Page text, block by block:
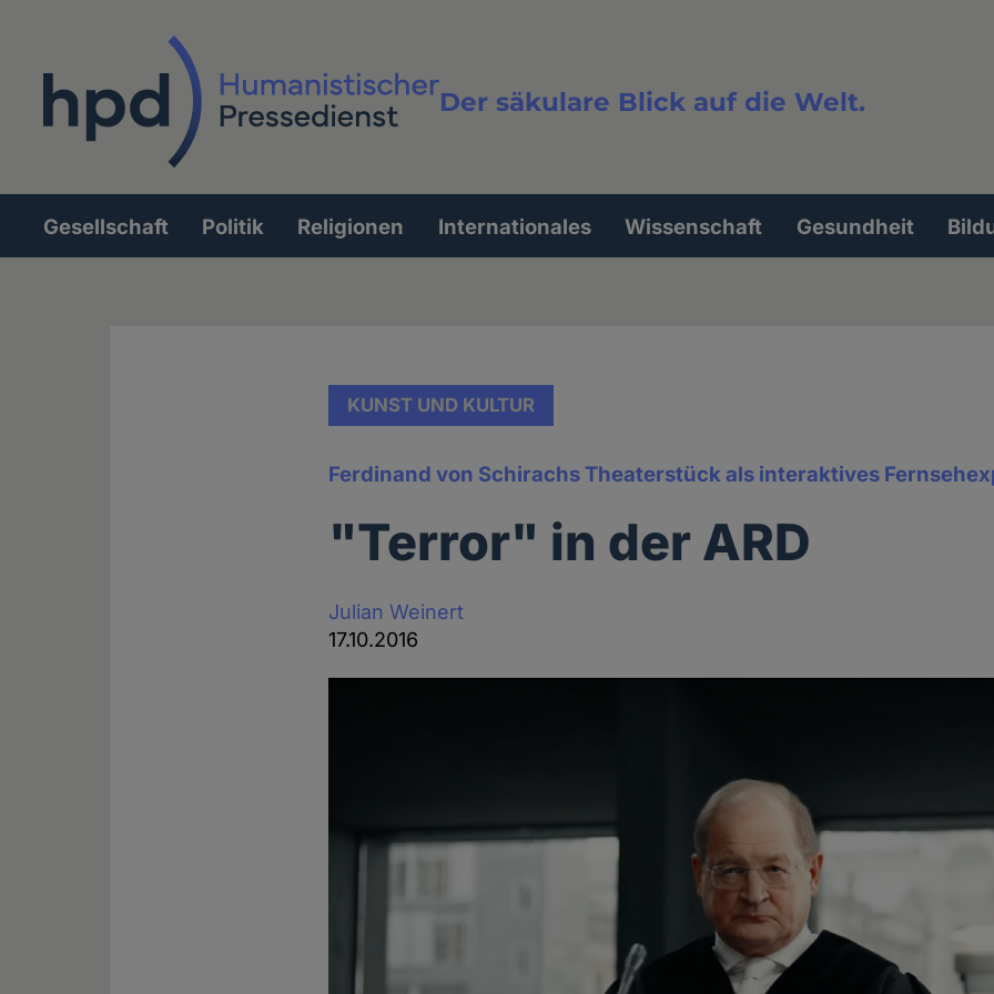
Der säkulare Blick auf die Welt.
Volltextsuche
Hauptnavigation
Gesellschaft Politik Religionen Internationales Wissenschaft Gesundheit
KUNST UND KULTUR
Ferdinand von Schirachs Theaterstück als interaktives
"Terror" in der ARD
Julian Weinert
17.10.2016